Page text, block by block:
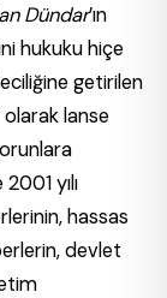
Dündar’ın
hukuku hiçe
getirilen
olarak lanse
yılı
hassas
devlet